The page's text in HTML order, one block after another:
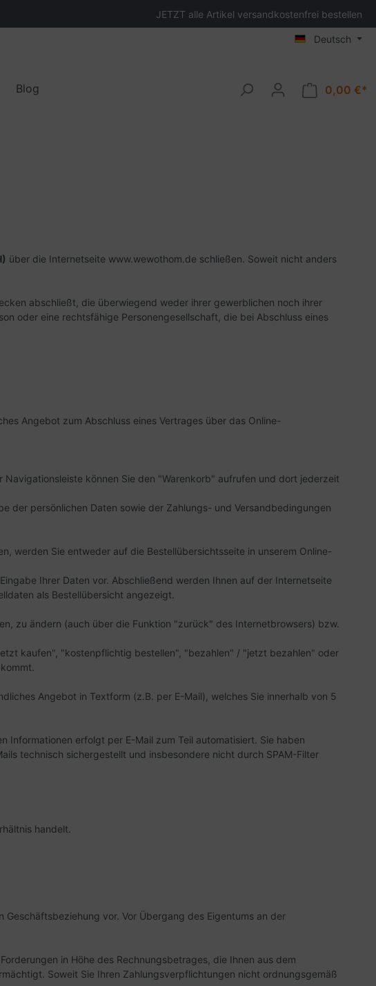
JETZT alle Artikel versandkostenfrei bestellen
Deutsch
Blog 0,00 €*
) über die Internetseite www.wewothom.de schließen. Soweit nicht anders
abschließt, die überwiegend weder ihrer gewerblichen noch ihrer
oder eine rechtsfähige Personengesellschaft, die bei Abschluss eines
Angebot zum Abschluss eines Vertrages über das Online-
können Sie den "Warenkorb" aufrufen und dort jederzeit
der persönlichen Daten sowie der Zahlungs- und Versandbedingungen
werden Sie entweder auf die Bestellübersichtsseite in unserem Online-
Ihrer Daten vor. Abschließend werden Ihnen auf der Internetseite
als Bestellübersicht angezeigt.
zu ändern (auch über die Funktion "zurück" des Internetbrowsers) bzw.
kaufen", "kostenpflichtig bestellen", "bezahlen" / "jetzt bezahlen" oder
Angebot in Textform (z.B. per E-Mail), welches Sie innerhalb von 5
Informationen erfolgt per E-Mail zum Teil automatisiert. Sie haben
technisch sichergestellt und insbesondere nicht durch SPAM-Filter
handelt.
vor. Vor Übergang des Eigentums an der
in Höhe des Rechnungsbetrages, die Ihnen aus dem
Soweit Sie Ihren Zahlungsverpflichtungen nicht ordnungsgemäß